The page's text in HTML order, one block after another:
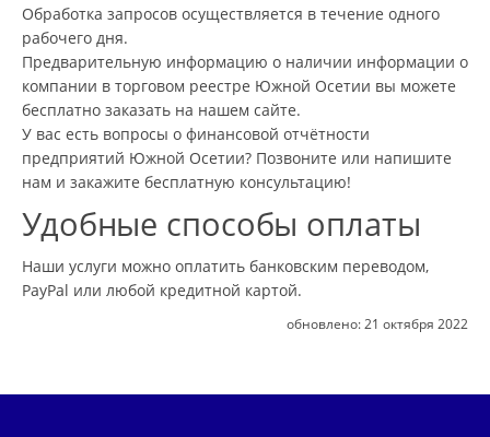
Обработка запросов осуществляется в течение одного
рабочего дня.
Предварительную информацию о наличии информации о
компании в торговом реестре Южной Осетии вы можете
бесплатно заказать на нашем сайте.
У вас есть вопросы о финансовой отчётности
предприятий Южной Осетии? Позвоните или напишите
нам и закажите бесплатную консультацию!
Удобные способы оплаты
Наши услуги можно оплатить банковским переводом,
PayPal или любой кредитной картой.
обновлено: 21 октября 2022